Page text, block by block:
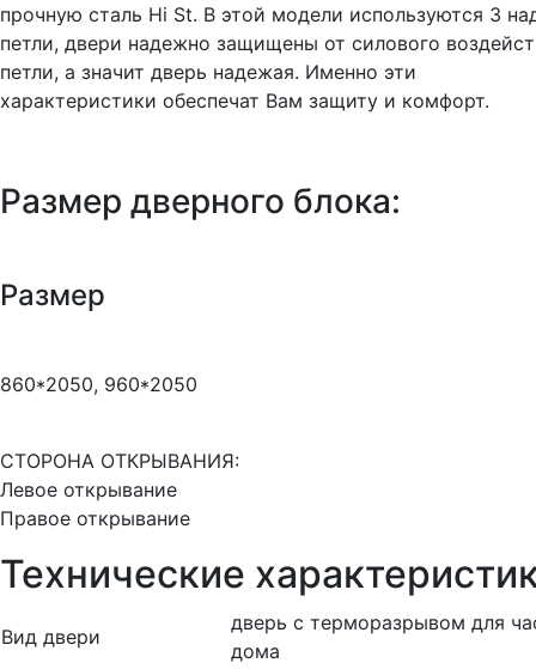
прочную сталь Hi St. В этой модели используются 3
петли, двери надежно защищены от силового
петли, а значит дверь надежая. Именно эти
характеристики обеспечат Вам защиту и комфорт.
Размер дверного блока:
Размер
860*2050, 960*2050
СТОРОНА ОТКРЫВАНИЯ:
Левое открывание
Правое открывание
Технические
Вид двери
дверь с терморазрывом для
дома